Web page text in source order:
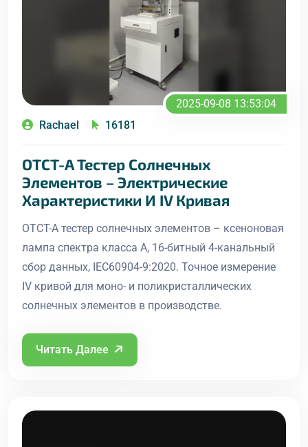
2025-09-08 13:53:04
Rachael
16181
OTCT-A Тестер Солнечных
Элементов – Электрические
Характеристики И IV Кривая
OTCT-A тестер солнечных элементов – ксеноновая
лампа спектра класса A, 16-битный 4-канальный
сбор данных, IEC60904-9:2020. Точное измерение
IV кривой для моно- и поликристаллических
солнечных элементов в производстве.
Читать Далее